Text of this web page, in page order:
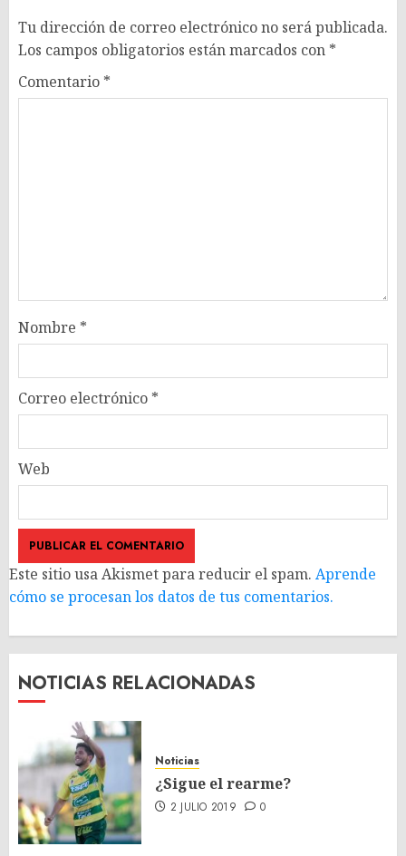
Tu dirección de correo electrónico no será publicada.
Los campos obligatorios están marcados con *
Comentario *
Nombre *
Correo electrónico *
Web
Este sitio usa Akismet para reducir el spam. Aprende
cómo se procesan los datos de tus comentarios.
NOTICIAS RELACIONADAS
Noticias
¿Sigue el rearme?
2 JULIO 2019 0